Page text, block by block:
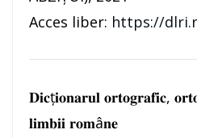
Acces liber: https://
𝐃𝐢𝐜ț𝐢𝐨𝐧𝐚𝐫𝐮𝐥 𝐨𝐫𝐭𝐨𝐠𝐫𝐚𝐟𝐢𝐜,
𝐥𝐢𝐦𝐛𝐢𝐢 𝐫𝐨𝐦â𝐧𝐞